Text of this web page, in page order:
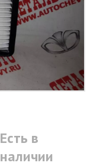
Есть в
наличии